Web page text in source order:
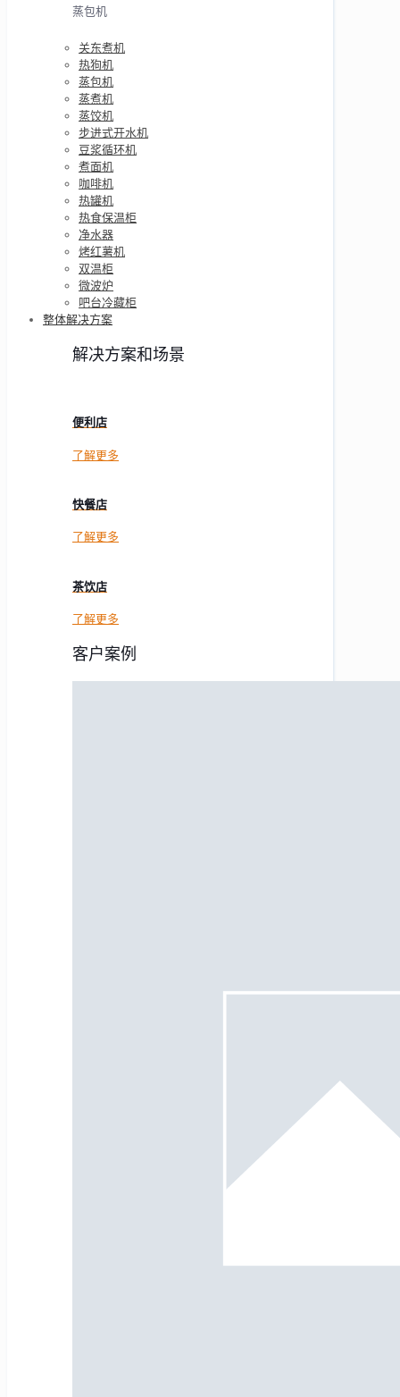
蒸包机
关东煮机
热狗机
蒸包机
蒸煮机
蒸饺机
步进式开水机
豆浆循环机
煮面机
咖啡机
热罐机
热食保温柜
净水器
烤红薯机
双温柜
微波炉
吧台冷藏柜
整体解决方案
解决方案和场景
便利店
了解更多
快餐店
了解更多
茶饮店
了解更多
客户案例